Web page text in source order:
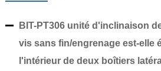
BIT-PT306 unité d'inclinaison
vis sans fin/engrenage est-elle
l'intérieur de deux boîtiers